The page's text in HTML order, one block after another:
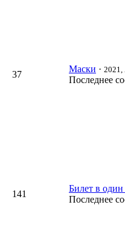
37
Маски · 2021,
Последнее
141
Билет в один
Последнее